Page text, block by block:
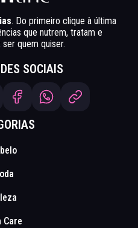
. Do primeiro clique à última
que nutrem, tratam e
quem quiser.
SOCIAIS
Care